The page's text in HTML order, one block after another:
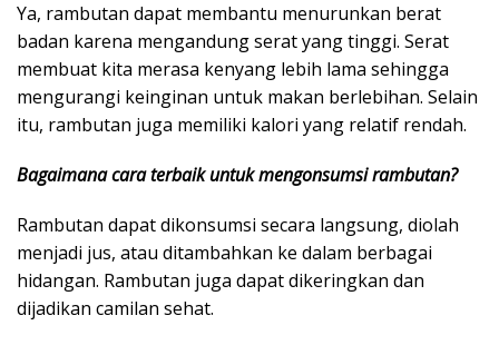
Ya, rambutan dapat membantu menurunkan berat
badan karena mengandung serat yang tinggi. Serat
membuat kita merasa kenyang lebih lama sehingga
mengurangi keinginan untuk makan berlebihan. Selain
itu, rambutan juga memiliki kalori yang relatif rendah.
Bagaimana cara terbaik untuk mengonsumsi rambutan?
Rambutan dapat dikonsumsi secara langsung, diolah
menjadi jus, atau ditambahkan ke dalam berbagai
hidangan. Rambutan juga dapat dikeringkan dan
dijadikan camilan sehat.